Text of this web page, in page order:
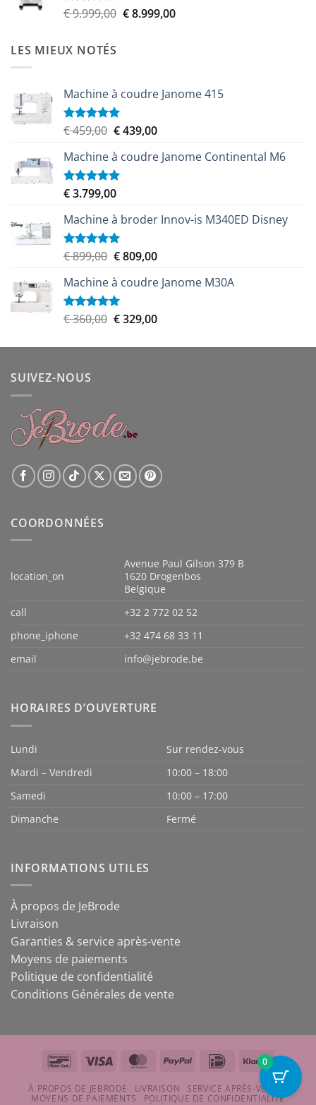
€ 6.100,00.€ 5.579,00.
Note
sur
€9.999,00 Le
€8.999,00Le
LES MIEUX NOTÉS
Machine à coudre Janome 415
Note5.00
€459,00 Le
initial
était :
€ 459,00.
€439,00Le
actuel
Machine à coudre Janome Continental M6
Note5.00
€3.799,00
Machine à broder Innov-is M340ED Disney
Note5.00
€899,00 Le
initial
était :
€ 899,00.
€809,00Le
actuel
€ 809,00.
Machine à coudre Janome M30A
Note5.00
€360,00 Le
initial
€329,00Le
actuel
SUIVEZ-NOUS
COORDONNÉES
location_on
Avenue Paul Gilson 379 B
1620 Drogenbos
Belgique
call
+32 2 772 02 52
phone_iphone
+32 474 68 33 11
email
info@jebrode.be
HORAIRES D’OUVERTURE
Lundi
Sur rendez-vous
Mardi – Vendredi
10:00 – 18:00
Samedi
10:00 – 17:00
Dimanche
Fermé
INFORMATIONS UTILES
À propos de JeBrode
Livraison
Garanties & service après-vente
Moyens de paiements
Politique de confidentialité
Conditions Générales de vente
BancontactVisa MasterCardPayPal IDeal Klarna
À PROPOS DE JEBRODE LIVRAISON
SERVICE APRÈS-VENTE
MOYENS DE PAIEMENTS
POLITIQUE DE CONFIDENTIALITÉ
0